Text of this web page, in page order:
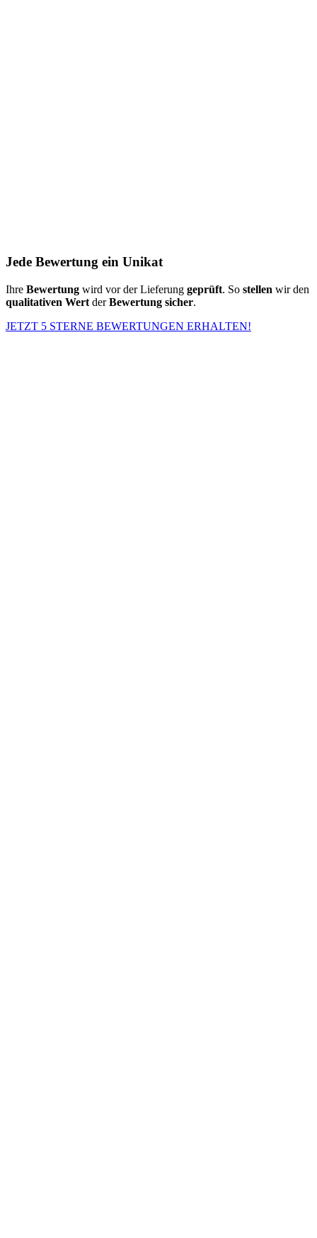
Jede Bewertung ein Unikat
Ihre Bewertung wird vor der Lieferung geprüft. So stellen wir den
qualitativen Wert derBewertung sicher.
JETZT 5 STERNE BEWERTUNGEN ERHALTEN!